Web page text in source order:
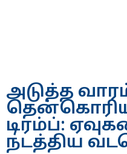
அடுத்த
டிரம்ப்:
நடத்திய